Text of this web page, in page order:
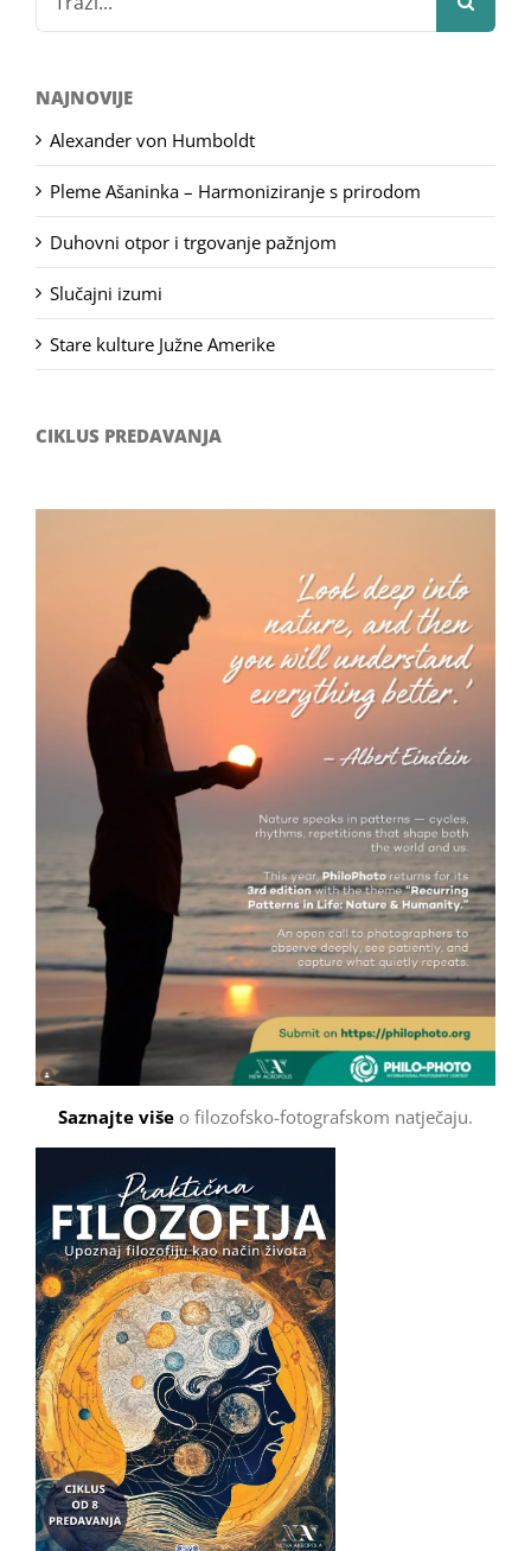
for:
NAJNOVIJE
Alexander von Humboldt
Pleme Ašaninka – Harmoniziranje s prirodom
Duhovni otpor i trgovanje pažnjom
Slučajni izumi
Stare kulture Južne Amerike
CIKLUS PREDAVANJA
Saznajte više o filozofsko-fotografskom natječaju.